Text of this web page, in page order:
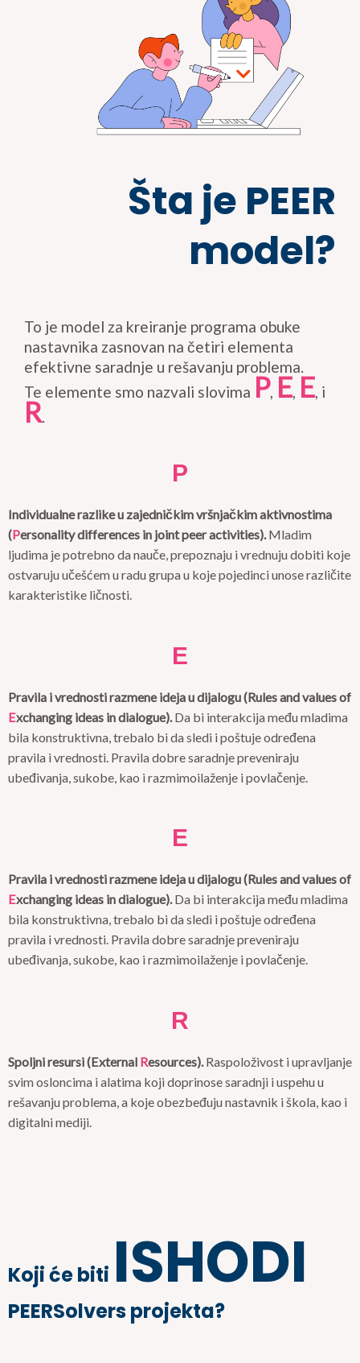
Šta je PEER
model?
To je model za kreiranje programa obuke
nastavnika zasnovan na četiri elementa
efektivne saradnje u rešavanju problema.
Te elemente smo nazvali slovima P, E, E, i
R.
P
Individualne razlike u zajedničkim vršnjačkim aktivnostima
(Personality differences in joint peer activities).Mladim
ljudima je potrebno da nauče, prepoznaju i vrednuju dobiti koje
ostvaruju učešćem u radu grupa u koje pojedinci unose različite
karakteristike ličnosti.
E
Pravila i vrednosti razmene ideja u dijalogu(Rules and values of
Exchanging ideas in dialogue). Da bi interakcija među mladima
bila konstruktivna, trebalo bi da sledi i poštuje određena
pravila i vrednosti. Pravila dobre saradnje preveniraju
ubeđivanja, sukobe, kao i razmimoilaženje i povlačenje.
E
Pravila i vrednosti razmene ideja u dijalogu(Rules and values of
Exchanging ideas in dialogue).Da bi interakcija među mladima
bila konstruktivna, trebalo bi da sledi i poštuje određena
pravila i vrednosti. Pravila dobre saradnje preveniraju
ubeđivanja, sukobe, kao i razmimoilaženje i povlačenje.
R
Spoljni resursi(External Resources).Raspoloživost i upravljanje
svim osloncima i alatima koji doprinose saradnji i uspehu u
rešavanju problema, a koje obezbeđuju nastavnik i škola, kao i
digitalni mediji.
Koji će biti ISHODI
PEERSolvers projekta?